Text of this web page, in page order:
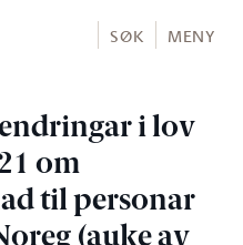
SØK MENY
i lov
om
til personar
(auke av